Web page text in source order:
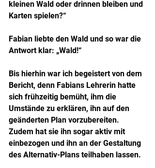
kleinen Wald oder drinnen bleiben und
Karten spielen?“
Fabian liebte den Wald und so war die
Antwort klar: „Wald!“
Bis hierhin war ich begeistert von dem
Bericht, denn Fabians Lehrerin hatte
sich frühzeitig bemüht, ihm die
Umstände zu erklären, ihn auf den
geänderten Plan vorzubereiten.
Zudem hat sie ihn sogar aktiv mit
einbezogen und ihn an der Gestaltung
des Alternativ-Plans teilhaben lassen.